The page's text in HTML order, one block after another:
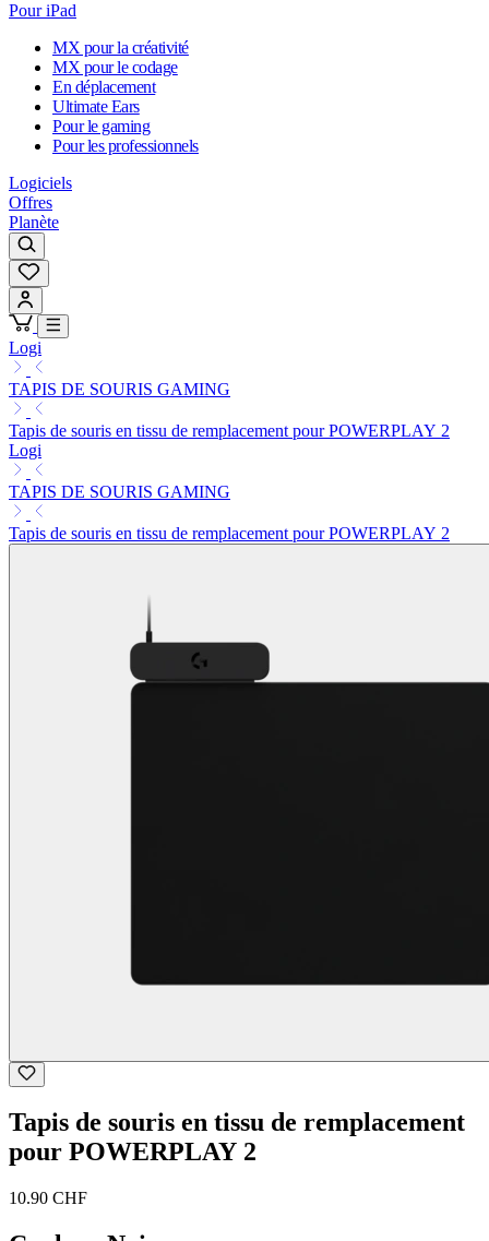
Pour iPad
MX pour la créativité
MX pour le codage
En déplacement
Ultimate Ears
Pour le gaming
Pour les professionnels
Logiciels
Offres
Planète
Logi
TAPIS DE SOURIS GAMING
Tapis de souris en tissu de remplacement pour POWERPLAY 2
Logi
TAPIS DE SOURIS GAMING
Tapis de souris en tissu de remplacement pour POWERPLAY 2
Tapis de souris en tissu de remplacement
pour POWERPLAY 2
10.90 CHF